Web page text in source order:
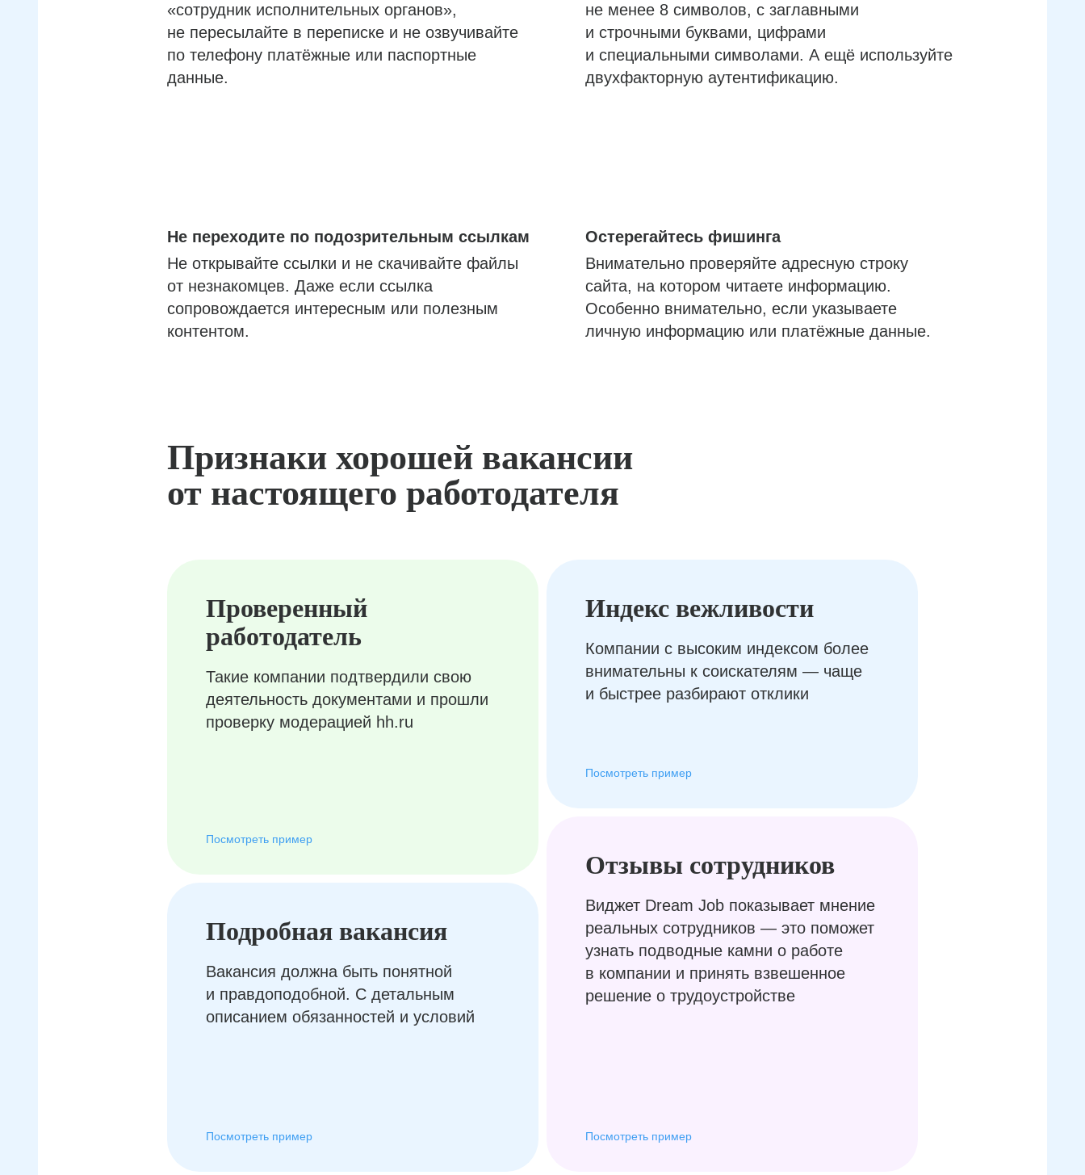
«сотрудник исполнительных органов»,
не пересылайте в переписке и не озвучивайте
по телефону платёжные или паспортные
данные.
не менее 8 символов, с заглавными
и строчными буквами, цифрами
и специальными символами. А ещё используйте
двухфакторную аутентификацию.
Не переходите по подозрительным ссылкам
Не открывайте ссылки и не скачивайте файлы
от незнакомцев. Даже если ссылка
сопровождается интересным или полезным
контентом.
Остерегайтесь фишинга
Внимательно проверяйте адресную строку
сайта, на котором читаете информацию.
Особенно внимательно, если указываете
личную информацию или платёжные данные.
Признаки хорошей вакансии
от настоящего работодателя
Проверенный
работодатель
Такие компании подтвердили свою
деятельность документами и прошли
проверку модерацией hh.ru
Посмотреть пример
Подробная вакансия
Вакансия должна быть понятной
и правдоподобной. С детальным
описанием обязанностей и условий
Посмотреть пример
Отзывы сотрудников
Виджет Dream Job показывает мнение
реальных сотрудников — это поможет
узнать подводные камни о работе
в компании и принять взвешенное
решение о трудоустройстве
Посмотреть пример
Индекс вежливости
Компании с высоким индексом более
внимательны к соискателям — чаще
и быстрее разбирают отклики
Посмотреть пример